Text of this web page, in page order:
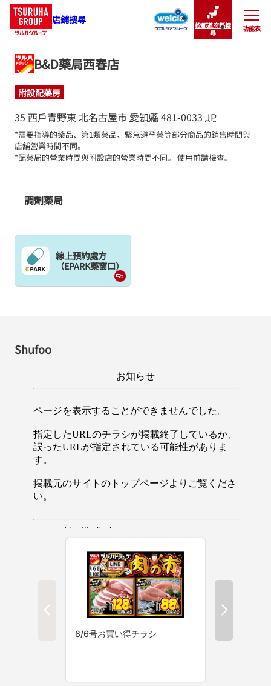
店鋪搜尋
按都道府縣搜
尋
功能表
關閉
B&D藥局西春店
附設配藥房
35 西戶青野東 北名古屋市 愛知縣481-0033 JP
*需要指導的藥品、第1類藥品、緊急避孕藥等部分商品的銷售時間與
店舖營業時間不同。
*配藥局的營業時間與附設店的營業時間不同。 使用前請檢查。
調劑藥局
線上預約處方
（EPARK藥窗口）
Shufoo